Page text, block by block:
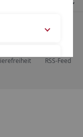
RSS-Feed